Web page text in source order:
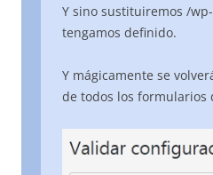
Y sino sustituiremos /
tengamos definido.
Y mágicamente se
de todos los formularios